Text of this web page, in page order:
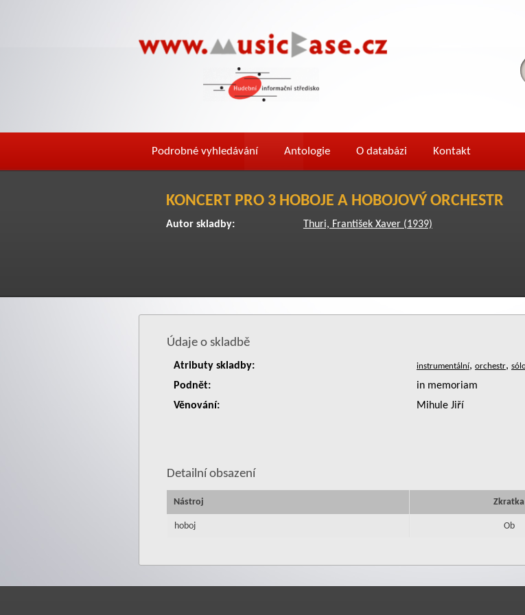
Podrobné vyhledávání Antologie O databázi Kontakt
KONCERT PRO 3 HOBOJE A HOBOJOVÝ ORCHESTR
Autor skladby: Thuri, František Xaver (1939)
Údaje o skladbě
Atributy skladby: , ,
Podnět:
in memoriam
Věnování:
Mihule Jiří
Detailní obsazení
Nástroj Zkratka
hoboj Ob